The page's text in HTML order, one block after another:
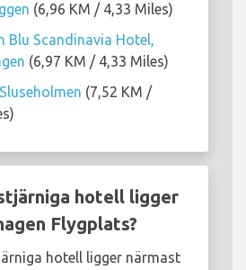
(6,96 KM / 4,33 Miles)
Blu Scandinavia Hotel,
(6,97 KM / 4,33 Miles)
(7,52 KM /
hotell ligger
Flygplats?
hotell ligger närmast